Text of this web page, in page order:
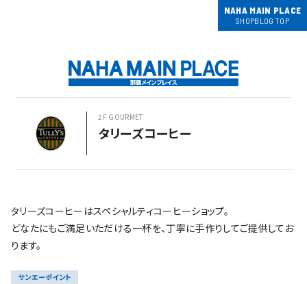
NAHA MAIN PLACE
SHOPBLOG TOP
2F GOURMET
タリーズコーヒー
タリーズコーヒーはスペシャルティコーヒーショップ。
どなたにもご満足いただける一杯を、丁寧に手作りしてご提供してお
ります。
サンエーポイント